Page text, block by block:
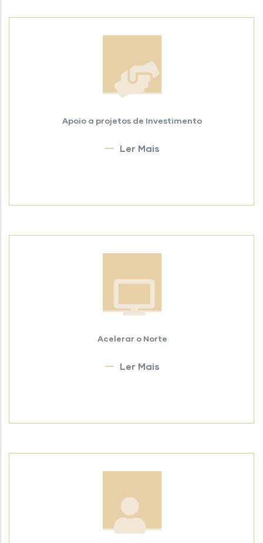
Apoio a projetos de Investimento
Ler Mais
Acelerar o Norte
Ler Mais